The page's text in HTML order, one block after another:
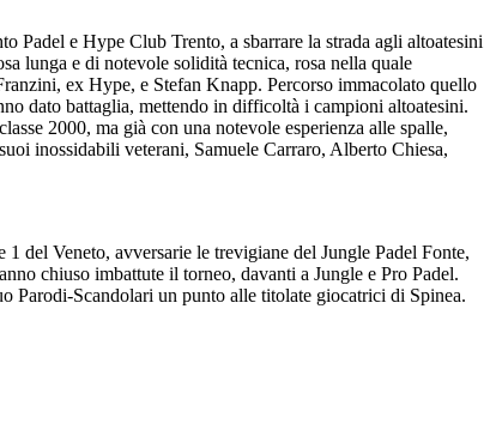
Padel e Hype Club Trento, a sbarrare la strada agli altoatesini
lunga e di notevole solidità tecnica, rosa nella quale
ex Hype, e Stefan Knapp. Percorso immacolato quello
dato battaglia, mettendo in difficoltà i campioni altoatesini.
2000, ma già con una notevole esperienza alle spalle,
inossidabili veterani, Samuele Carraro, Alberto Chiesa,
del Veneto, avversarie le trevigiane del Jungle Padel Fonte,
chiuso imbattute il torneo, davanti a Jungle e Pro Padel.
Parodi-Scandolari un punto alle titolate giocatrici di Spinea.